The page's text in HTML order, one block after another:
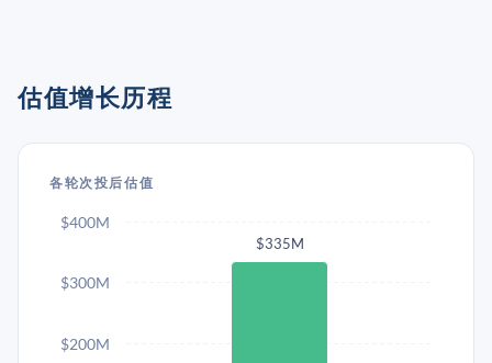
估值增长历程
各轮次投后估值
$335M
$200M
$300M
$400M